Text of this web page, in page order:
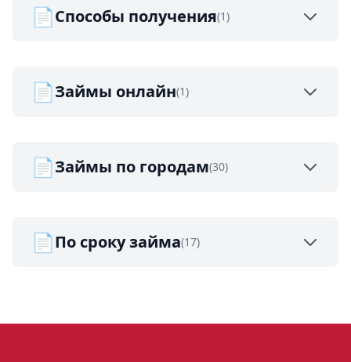
📄Способы получения(1)
📄Займы онлайн(1)
📄Займы по городам(30)
📄По сроку займа(17)